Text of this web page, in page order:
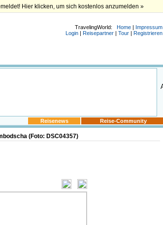
Hier klicken, um sich kostenlos anzumelden »
TravelingWorld: Home | Impressum
Login | Reisepartner | Tour | Registrieren
Reisenews Reise-Community
(Foto: DSC04357)